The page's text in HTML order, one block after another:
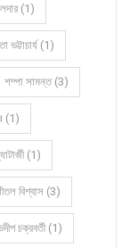
(1)
ভট্টাচার্য (1)
শম্পা সামন্ত (3)
(1)
(1)
বিশ্বাস (3)
চক্রবর্তী (1)